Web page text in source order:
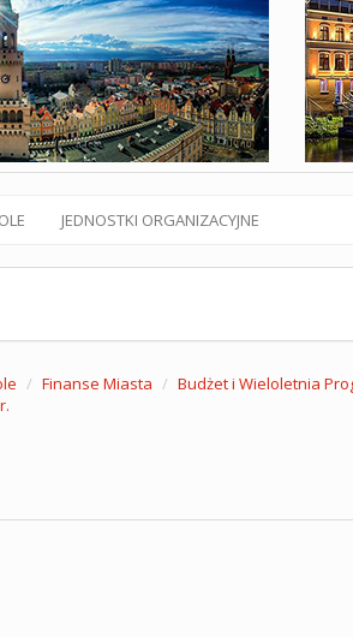
JEDNOSTKI ORGANIZACYJNE
Finanse Miasta Budżet i Wieloletnia